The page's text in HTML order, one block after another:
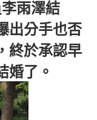
雨澤結
出分手也否
終於承認早
婚了。